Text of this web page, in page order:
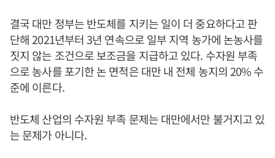
결국 대만 정부는 반도체를 지키는 일이 더 중요하다고 판
단해 2021년부터 3년 연속으로 일부 지역 농가에 논농사를
짓지 않는 조건으로 보조금을 지급하고 있다. 수자원 부족
으로 농사를 포기한 논 면적은 대만 내 전체 농지의 20% 수
준에 이른다.
반도체 산업의 수자원 부족 문제는 대만에서만 불거지고 있
는 문제가 아니다.